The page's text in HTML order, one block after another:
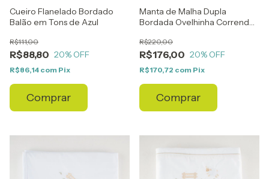
Cueiro Flanelado Bordado
Balão em Tons de Azul
R$88,80
R$111,00
20% OFF
R$86,14 com Pix
Comprar
Manta de Malha Dupla
Bordada Ovelhinha Correndo
R$176,00
R$220,00
20% OFF
R$170,72 com Pix
Comprar